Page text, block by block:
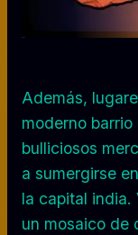
Además,
moderno
bulliciosos
a sumergirse
la capital india.
un mosaico de